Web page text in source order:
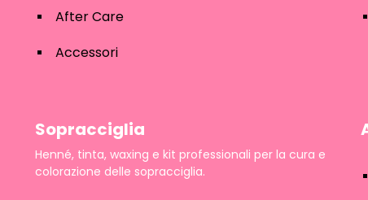
After Care
Accessori
Sopracciglia
Henné, tinta, waxing e kit professionali per la cura e
colorazione delle sopracciglia.